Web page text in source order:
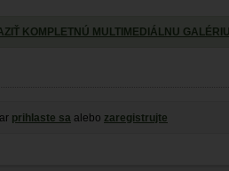
KOMPLETNÚ MULTIMEDIÁLNU
prihlaste sa alebo zaregistrujte